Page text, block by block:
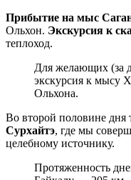
Прибытие на мыс
Ольхон. Экскурсия к
теплоход.
Для желающих (за
экскурсия к мысу
Ольхона.
Во второй половине дня
Сурхайтэ, где мы
целебному источнику.
Протяженность